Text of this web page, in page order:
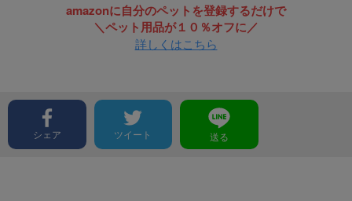
amazonに自分のペットを登録するだけで
＼ペット用品が１０％オフに／
詳しくはこちら
シェア ツイート 送る